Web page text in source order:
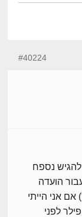
#40224
נספח
הועדה
אני הייתי
לפני